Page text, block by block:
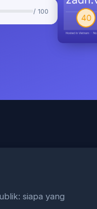
/ 100
siapa yang